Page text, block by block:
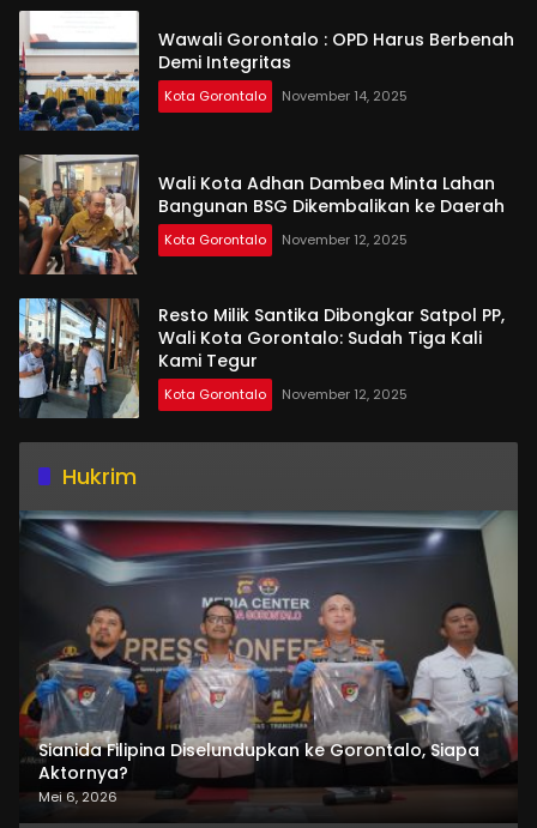
Wawali Gorontalo : OPD Harus Berbenah
Demi Integritas
Kota Gorontalo November 14, 2025
Wali Kota Adhan Dambea Minta Lahan
Bangunan BSG Dikembalikan ke Daerah
Kota Gorontalo November 12, 2025
Resto Milik Santika Dibongkar Satpol PP,
Wali Kota Gorontalo: Sudah Tiga Kali
Kami Tegur
Kota Gorontalo November 12, 2025
Hukrim
Sianida Filipina Diselundupkan ke Gorontalo, Siapa
Aktornya?
Mei 6, 2026